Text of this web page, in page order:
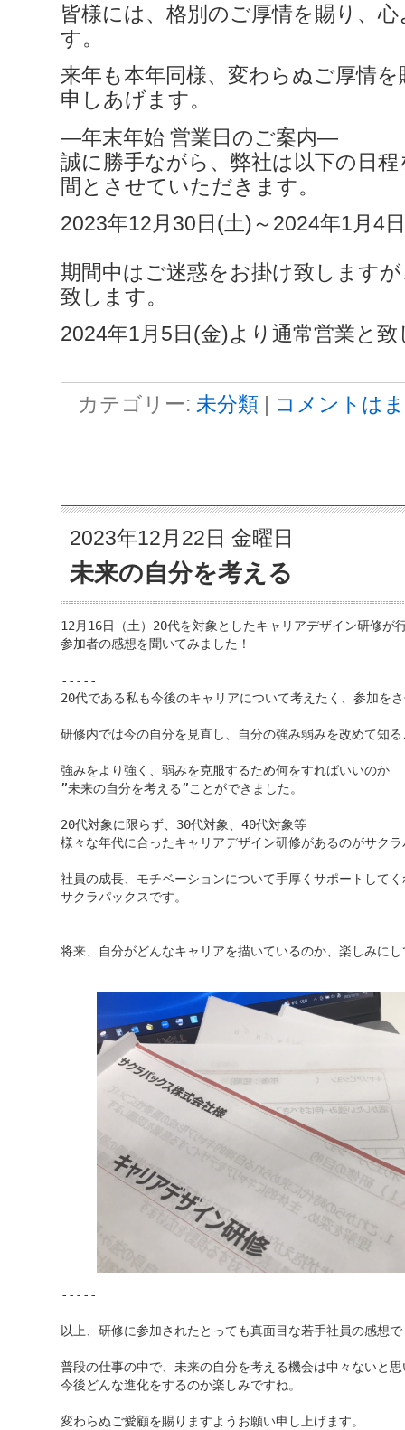
皆様には、格別のご厚情を賜り、
す。
来年も本年同様、変わらぬご厚情
申しあげます。
―年末年始 営業日のご案内―
誠に勝手ながら、弊社は以下の日
間とさせていただきます。
2023年12月30日(土)～2024年1月4
期間中はご迷惑をお掛け致します
致します。
2024年1月5日(金)より通常営業と
カテゴリー: 未分類 コメントは
2023年12月22日 金曜日
未来の自分を考える
12月16日（土）20代を対象としたキャリアデザイン研修が
参加者の感想を聞いてみました！
-----
20代である私も今後のキャリアについて考えたく、参加を
研修内では今の自分を見直し、自分の強み弱みを改めて知
強みをより強く、弱みを克服するため何をすればいいのか
”未来の自分を考える”ことができました。
20代対象に限らず、30代対象、40代対象等
様々な年代に合ったキャリアデザイン研修があるのがサク
社員の成長、モチベーションについて手厚くサポートしてく
サクラパックスです。
将来、自分がどんなキャリアを描いているのか、楽しみに
-----
以上、研修に参加されたとっても真面目な若手社員の感想
普段の仕事の中で、未来の自分を考える機会は中々ないと
今後どんな進化をするのか楽しみですね。
変わらぬご愛顧を賜りますようお願い申し上げます。